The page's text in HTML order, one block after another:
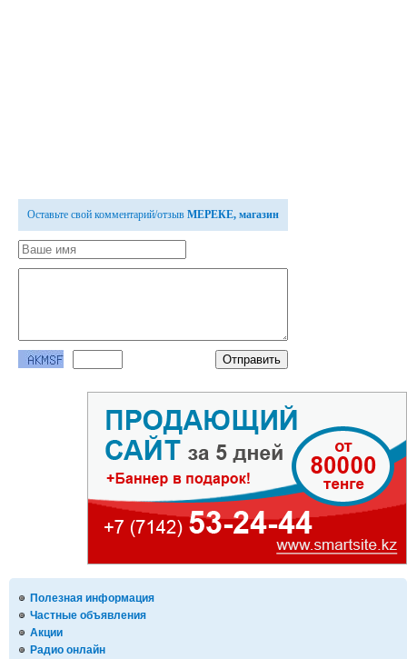
Полезная информация
Частные объявления
Акции
Радио онлайн
Оставьте свой комментарий/отзыв МЕРЕКЕ, магазин